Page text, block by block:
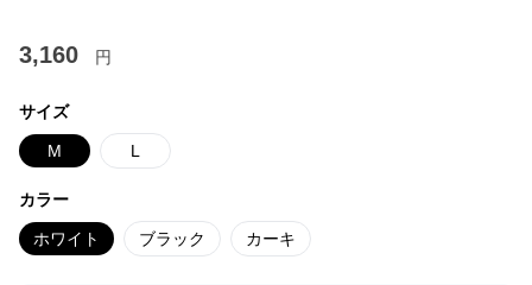
3,160 円
サイズ
M L
カラー
ホワイト ブラック カーキ